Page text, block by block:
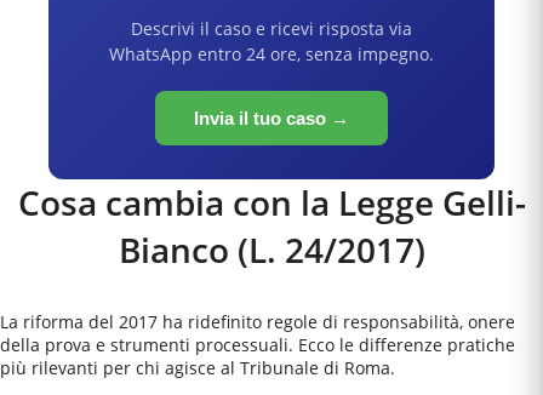
Descrivi il caso e ricevi risposta via
WhatsApp entro 24 ore, senza impegno.
Invia il tuo caso →
Cosa cambia con la Legge Gelli-
Bianco (L. 24/2017)
La riforma del 2017 ha ridefinito regole di responsabilità, onere
della prova e strumenti processuali. Ecco le differenze pratiche
più rilevanti per chi agisce al Tribunale di Roma.